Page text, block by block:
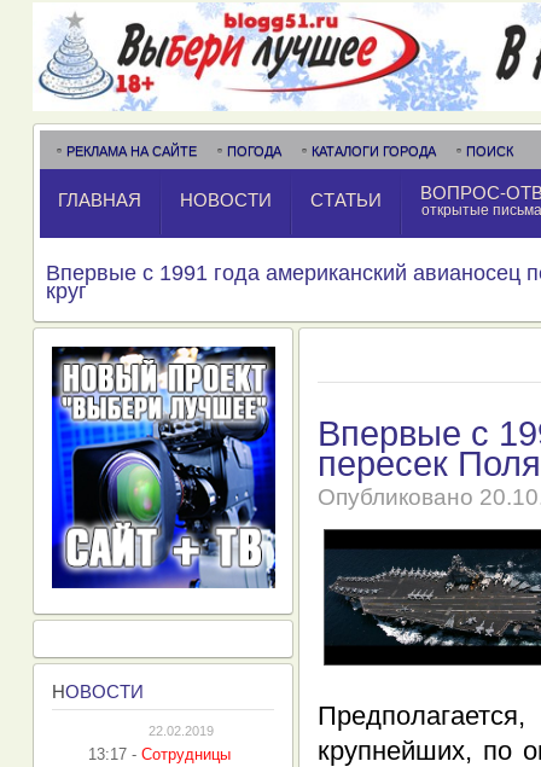
РЕКЛАМА НА САЙТЕ ПОГОДА КАТАЛОГИ ГОРОДА ПОИСК
ГЛАВНАЯ НОВОСТИ СТАТЬИ ВОПРОС-
открытые письма
Впервые с 1991 года американский авианосец
круг
Впервые с
пересек
Опубликовано
крупнейших, по
НОВОСТИ
22.02.2019
13:17 - Сотрудницы